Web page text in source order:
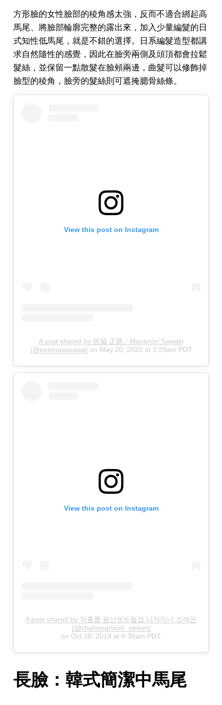
方形臉的女性臉部的稜角感太強，反而不適合綁起高
馬尾、將臉部輪廓完整的露出來，加入少量編髮的日
式知性低馬尾，就是不錯的選擇。日系編髮造型都講
求自然隨性的感覺，因此在臉旁兩側及頭頂都會拉鬆
髮絲，並保留一點散髮在臉頰兩邊，曲髮可以修飾掉
臉型的稜角，臉旁的髮絲則可遮掩腮骨絲條。
View this post on Instagram
A post shared by 佐脇 正徳／Masanori Sawaki
(@norimasasawa) on May 20, 2020 at 3:29am PDT
View this post on Instagram
A post shared by 차홍룸 용산센트럴점 디자이너 조예은
(@chahongroom_yeeun)
on Oct 20, 2019 at 6:30am PDT
長臉：韓式簡潔中馬尾